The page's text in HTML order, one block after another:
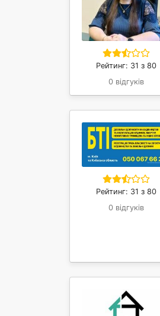
Рейтинг: 31 з 80
0 відгуків
Рейтинг: 31 з 80
0 відгуків